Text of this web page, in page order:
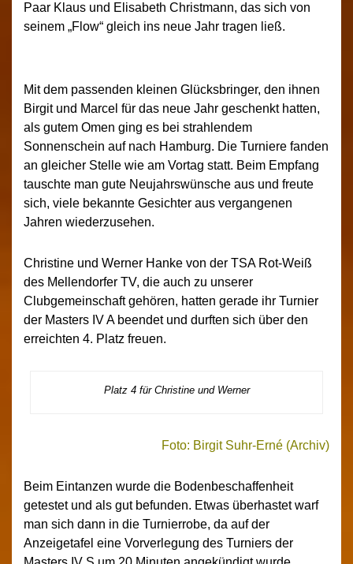
Paar Klaus und Elisabeth Christmann, das sich von
seinem „Flow“ gleich ins neue Jahr tragen ließ.
Mit dem passenden kleinen Glücksbringer, den ihnen
Birgit und Marcel für das neue Jahr geschenkt hatten,
als gutem Omen ging es bei strahlendem
Sonnenschein auf nach Hamburg. Die Turniere fanden
an gleicher Stelle wie am Vortag statt. Beim Empfang
tauschte man gute Neujahrswünsche aus und freute
sich, viele bekannte Gesichter aus vergangenen
Jahren wiederzusehen.
Christine und Werner Hanke von der TSA Rot-Weiß
des Mellendorfer TV, die auch zu unserer
Clubgemeinschaft gehören, hatten gerade ihr Turnier
der Masters IV A beendet und durften sich über den
erreichten 4. Platz freuen.
Platz 4 für Christine und Werner
Foto: Birgit Suhr-Erné (Archiv)
Beim Eintanzen wurde die Bodenbeschaffenheit
getestet und als gut befunden. Etwas überhastet warf
man sich dann in die Turnierrobe, da auf der
Anzeigetafel eine Vorverlegung des Turniers der